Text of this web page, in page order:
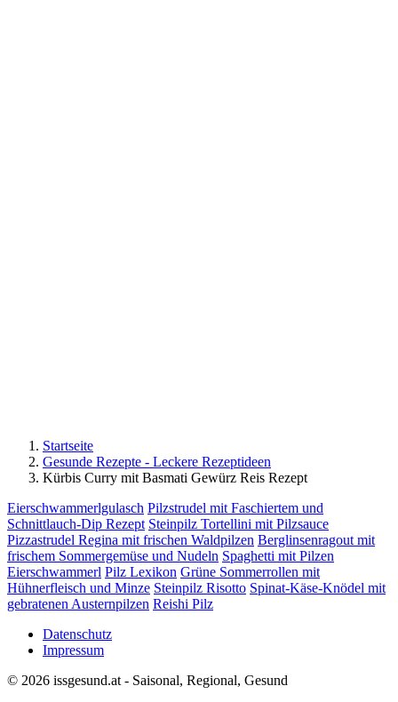
Startseite
Gesunde Rezepte - Leckere Rezeptideen
Kürbis Curry mit Basmati Gewürz Reis Rezept
Eierschwammerlgulasch Pilzstrudel mit Faschiertem und
Schnittlauch-Dip Rezept Steinpilz Tortellini mit Pilzsauce
Pizzastrudel Regina mit frischen Waldpilzen Berglinsenragout mit
frischem Sommergemüse und Nudeln Spaghetti mit Pilzen
Eierschwammerl Pilz Lexikon Grüne Sommerrollen mit
Hühnerfleisch und Minze Steinpilz Risotto Spinat-Käse-Knödel mit
gebratenen Austernpilzen Reishi Pilz
Datenschutz
Impressum
© 2026 issgesund.at - Saisonal, Regional, Gesund